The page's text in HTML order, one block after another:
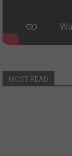
MOST READ